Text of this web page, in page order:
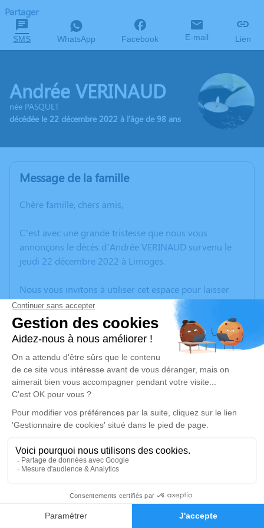
Faire-part Hommages
Partager
SMS WhatsApp Facebook E-mail Lien
Andrée VERINAUD
née PASQUET
décédée le 22 décembre 2022 à l'âge de 98 ans
Message de la famille
Chère famille, chers amis,
C’est avec une grande tristesse que nous vous
annonçons le décès d’Andrée VERINAUD survenu le
jeudi 22 décembre 2022 à Limoges.
Nous vous invitons à utiliser cet espace pour laisser
vos condoléances, partager des photos souvenirs, une
anecdote ou exprimer vos pensées à travers des
poèmes ou des textes. Cet endroit est un lieu
d'expression dédié à honorer la mémoire d’Andrée
VERINAUD.
Un service de plantation d’arbre hommage est
disponible ici.
Je rends hommage
Cérémonie religieuse
Église de Bessines de Bessines-sur-Gartempe
87250 Bessines-sur-Gartempe